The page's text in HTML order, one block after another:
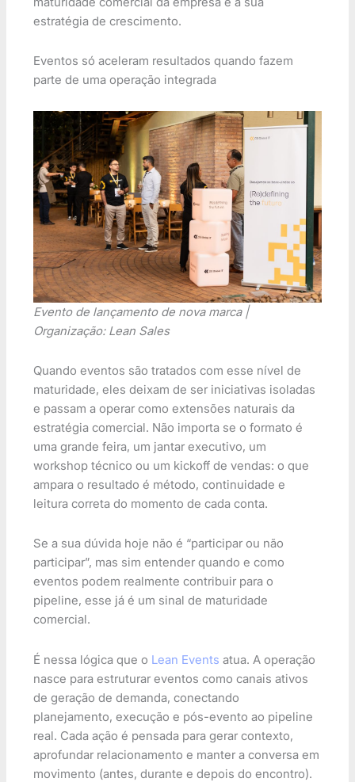
estratégia de crescimento.
Eventos só aceleram resultados quando fazem
parte de uma operação integrada
Evento de lançamento de nova marca |
Organização: Lean Sales
Quando eventos são tratados com esse nível de
maturidade, eles deixam de ser iniciativas isoladas
e passam a operar como extensões naturais da
estratégia comercial. Não importa se o formato é
uma grande feira, um jantar executivo, um
workshop técnico ou um kickoff de vendas: o que
ampara o resultado é método, continuidade e
leitura correta do momento de cada conta.
Se a sua dúvida hoje não é “participar ou não
participar”, mas sim entender quando e como
eventos podem realmente contribuir para o
pipeline, esse já é um sinal de maturidade
comercial.
É nessa lógica que o Lean Events atua. A operação
nasce para estruturar eventos como canais ativos
de geração de demanda, conectando
planejamento, execução e pós-evento ao pipeline
real. Cada ação é pensada para gerar contexto,
aprofundar relacionamento e manter a conversa em
movimento (antes, durante e depois do encontro).